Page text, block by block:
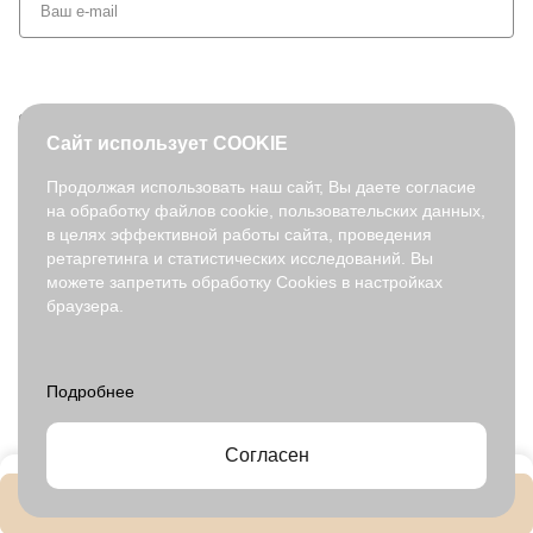
© 2026. fabretti.ru. Все права защищены
На информационном ресурсе применяются
рекомендательные
технологии .
Все ресурсы сайта fabretti.ru, включая (но не ограничиваясь)
прав на интеллектуальную собственность, защищены российским
Сайт использует COOKIE
Продолжая использовать наш сайт, Вы даете согласие
на обработку файлов cookie, пользовательских данных,
в целях эффективной работы сайта, проведения
ретаргетинга и статистических исследований. Вы
можете запретить обработку Cookies в настройках
браузера.
Согласен